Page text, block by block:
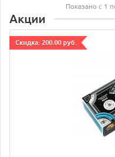
Показано с 1
Акции
Cкидка: 200.00 руб.